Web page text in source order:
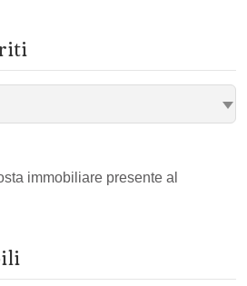
immobiliare presente al